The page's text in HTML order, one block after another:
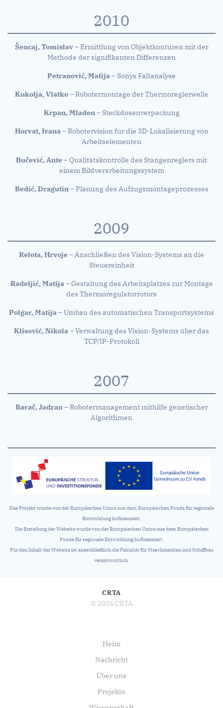
2010
Šencaj, Tomislav– Ermittlung von Objektkonturen mit der
Methode der signifikanten Differenzen
Petranović, Matija– Sonys Faltanalyse
Kukolja, Vlatko– Robotermontage der Thermoreglerwelle
Krpan, Mladen– Steckdosenverpackung
Horvat, Ivana– Robotervision für die 3D-Lokalisierung von
Arbeitselementen
Bučević, Ante– Qualitätskontrolle des Stangenreglers mit
einem Bildverarbeitungssystem
Bedić, Dragutin– Planung des Aufzugsmontageprozesses
2009
Relota, Hrvoje– Anschließen des Vision-Systems an die
Steuereinheit
Radeljić, Matija– Gestaltung des Arbeitsplatzes zur Montage
des Thermoregulatorrotors
Polgar, Matija– Umbau des automatischen Transportsystems
Klisović, Nikola– Verwaltung des Vision-Systems über das
TCP/IP-Protokoll
2007
Barač, Jadran– Robotermanagement mithilfe genetischer
Algorithmen
Das Projekt wurde von der Europäischen Union aus dem Europäischen Fonds für regionale
Entwicklung kofinanziert.
Die Erstellung der Website wurde von der Europäischen Union aus dem Europäischen
Fonds für regionale Entwicklung kofinanziert.
Für den Inhalt der Website ist ausschließlich die Fakultät für Maschinenbau und Schiffbau
verantwortlich.
CRTA
© 2026 CRTA
Heim
Nachricht
Über uns
Projekte